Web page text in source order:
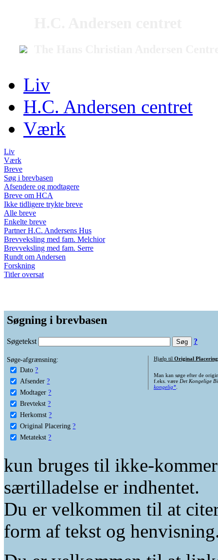
Liv
H.C. Andersen centret
Værk
Liv
Værk
Breve
Søg i brevbasen
Afsendere og modtagere
Breve om HCA
Ikke tidligere trykte breve
Alle breve
Enkelte breve
Partner H.C. Andersens Hus
Brevveksling med fam. Melchior
Brevveksling med fam. Serre
Rundt om Andersen
Forskning
Titler oversat
Søgning i brevbasen
Søgetekst ?
Søge-afgrænsning:
Dato ?
Afsender ?
Modtager ?
Brevtekst ?
Herkomst ?
Original Placering ?
Metatekst ?
Hjælp til Original Placering
Man kan søge efter de
f.eks. være Det Kongelige
kongelig*.
kun bruges til ikke-
særtilladelse er indhentet.
Du er velkommen til at
form af tekst og